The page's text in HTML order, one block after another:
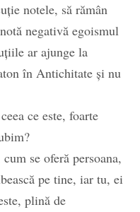
notele, să rămân
negativă egoismul
ar ajunge la
în Antichitate și nu
ce este, foarte
se oferă persoana,
pe tine, iar tu, ei
plină de